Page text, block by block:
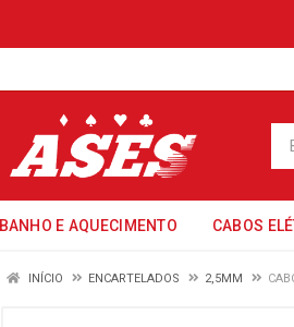
BANHO E AQUECIMENTO CABOS
INÍCIO ENCARTELADOS 2,5MM